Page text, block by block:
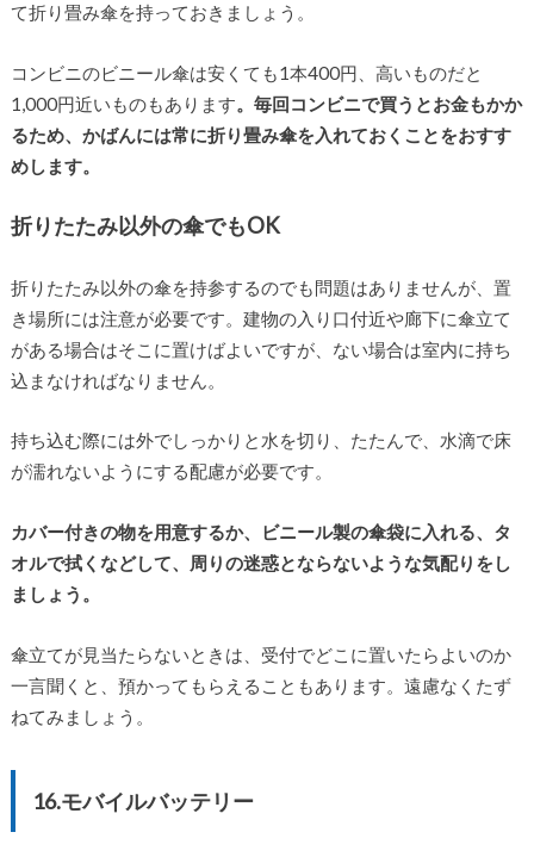
て折り畳み傘を持っておきましょう。
コンビニのビニール傘は安くても1本400円、高いものだと
1,000円近いものもあります。毎回コンビニで買うとお金もかか
るため、かばんには常に折り畳み傘を入れておくことをおすす
めします。
折りたたみ以外の傘でもOK
折りたたみ以外の傘を持参するのでも問題はありませんが、置
き場所には注意が必要です。建物の入り口付近や廊下に傘立て
がある場合はそこに置けばよいですが、ない場合は室内に持ち
込まなければなりません。
持ち込む際には外でしっかりと水を切り、たたんで、水滴で床
が濡れないようにする配慮が必要です。
カバー付きの物を用意するか、ビニール製の傘袋に入れる、タ
オルで拭くなどして、周りの迷惑とならないような気配りをし
ましょう。
傘立てが見当たらないときは、受付でどこに置いたらよいのか
一言聞くと、預かってもらえることもあります。遠慮なくたず
ねてみましょう。
16.モバイルバッテリー